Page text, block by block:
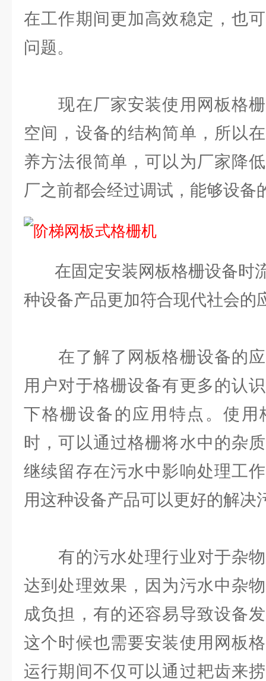
在工作期间更加高效稳定，也
问题。
现在厂家安装使用网板格栅
空间，设备的结构简单，所以
养方法很简单，可以为厂家降
厂之前都会经过调试，能够设备
在固定安装网板格栅设备时
种设备产品更加符合现代社会的
在了解了网板格栅设备的应
用户对于格栅设备有更多的认
下格栅设备的应用特点。使用
时，可以通过格栅将水中的杂
继续留存在污水中影响处理工
用这种设备产品可以更好的解决
有的污水处理行业对于杂物
达到处理效果，因为污水中杂
成负担，有的还容易导致设备
这个时候也需要安装使用网板
运行期间不仅可以通过耙齿来